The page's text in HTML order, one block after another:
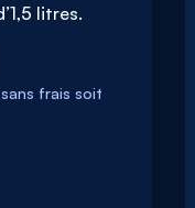
litres.
frais soit